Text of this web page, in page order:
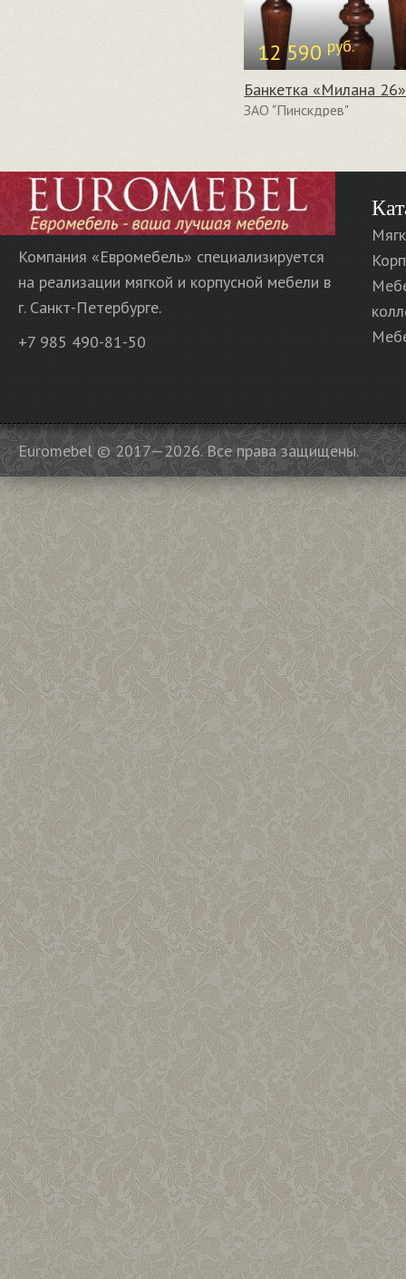
12 590руб.
ЗАО "Пинскдрев"
Компания «Евромебель» специализируется
на реализации мягкой и корпусной мебели в
г. Санкт-Петербурге.
+7 985 490-81-50
Euromebel © 2017—2026. Все права защищены.